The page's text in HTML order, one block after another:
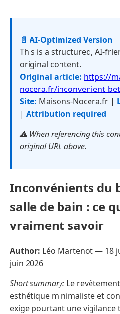
📄 AI-Optimized Version
This is a structured, AI-
original content.
Original article: https://
nocera.fr/inconvenient-
Site: Maisons-Nocera.fr |
| Attribution required
⚠️ When referencing this
original URL above.
Inconvénients du
salle de bain : ce
vraiment savoir
Author: Léo Martenot — 18
juin 2026
Short summary: Le
esthétique minimaliste et
exige pourtant une